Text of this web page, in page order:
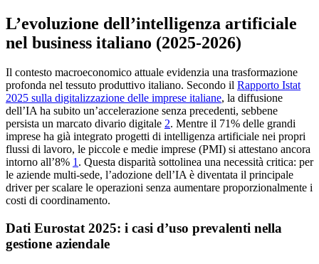
L’evoluzione dell’intelligenza artificiale
nel business italiano (2025-2026)
Il contesto macroeconomico attuale evidenzia una trasformazione
profonda nel tessuto produttivo italiano. Secondo il Rapporto Istat
2025 sulla digitalizzazione delle imprese italiane, la diffusione
dell’IA ha subito un’accelerazione senza precedenti, sebbene
persista un marcato divario digitale 2. Mentre il 71% delle grandi
imprese ha già integrato progetti di intelligenza artificiale nei propri
flussi di lavoro, le piccole e medie imprese (PMI) si attestano ancora
intorno all’8% 1. Questa disparità sottolinea una necessità critica: per
le aziende multi-sede, l’adozione dell’IA è diventata il principale
driver per scalare le operazioni senza aumentare proporzionalmente i
costi di coordinamento.
Dati Eurostat 2025: i casi d’uso prevalenti nella
gestione aziendale